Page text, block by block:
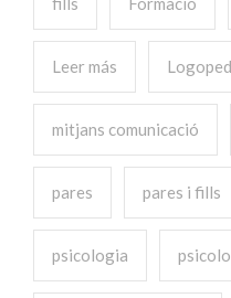
Leer más
mitjans comunicació
pares pares i fills
psicologia